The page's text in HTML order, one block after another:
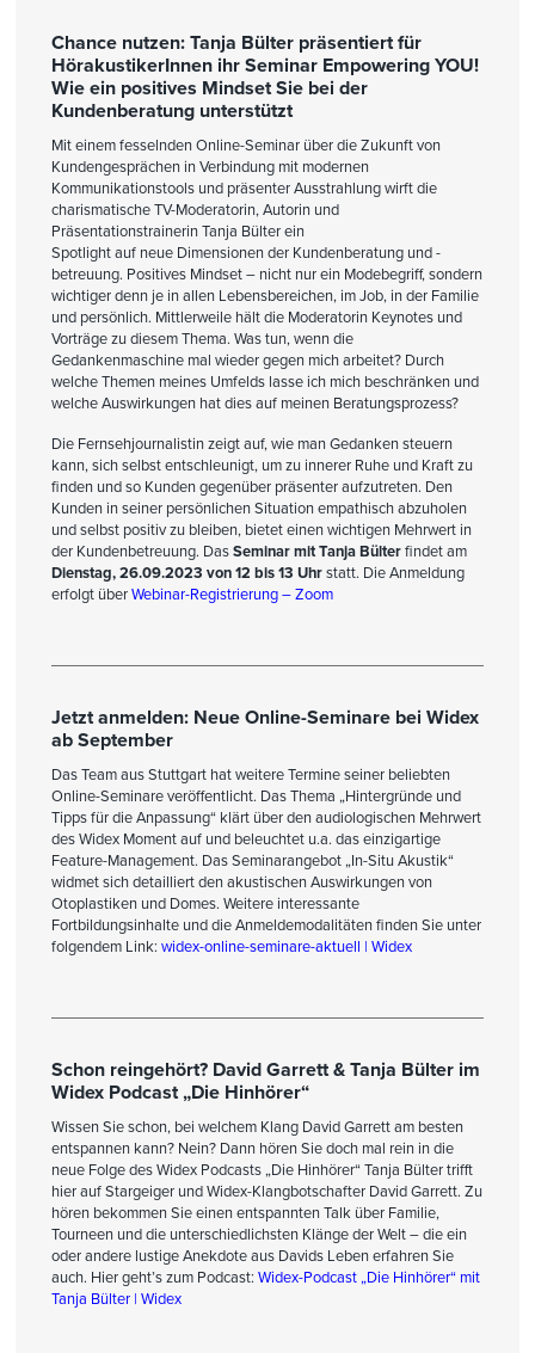
Chance nutzen: Tanja Bülter präsentiert für
HörakustikerInnen ihr Seminar Empowering YOU!
Wie ein positives Mindset Sie bei der
Kundenberatung unterstützt
Mit einem fesselnden Online-Seminar über die Zukunft von
Kundengesprächen in Verbindung mit modernen
Kommunikationstools und präsenter Ausstrahlung wirft die
charismatische TV-Moderatorin, Autorin und
Präsentationstrainerin Tanja Bülter ein
Spotlight auf neue Dimensionen der Kundenberatung und -
betreuung. Positives Mindset – nicht nur ein Modebegriff, sondern
wichtiger denn je in allen Lebensbereichen, im Job, in der Familie
und persönlich. Mittlerweile hält die Moderatorin Keynotes und
Vorträge zu diesem Thema. Was tun, wenn die
Gedankenmaschine mal wieder gegen mich arbeitet? Durch
welche Themen meines Umfelds lasse ich mich beschränken und
welche Auswirkungen hat dies auf meinen Beratungsprozess?
Die Fernsehjournalistin zeigt auf, wie man Gedanken steuern
kann, sich selbst entschleunigt, um zu innerer Ruhe und Kraft zu
finden und so Kunden gegenüber präsenter aufzutreten. Den
Kunden in seiner persönlichen Situation empathisch abzuholen
und selbst positiv zu bleiben, bietet einen wichtigen Mehrwert in
der Kundenbetreuung. DasSeminar mit Tanja Bülterfindet am
Dienstag, 26.09.2023 von 12 bis 13 Uhrstatt. Die Anmeldung
erfolgt überWebinar-Registrierung – Zoom
Jetzt anmelden: Neue Online-Seminare bei Widex
ab September
Das Team aus Stuttgart hat weitere Termine seiner beliebten
Online-Seminare veröffentlicht. Das Thema „Hintergründe und
Tipps für die Anpassung“ klärt über den audiologischen Mehrwert
des Widex Moment auf und beleuchtet u.a. das einzigartige
Feature-Management. Das Seminarangebot „In-Situ Akustik“
widmet sich detailliert den akustischen Auswirkungen von
Otoplastiken und Domes. Weitere interessante
Fortbildungsinhalte und die Anmeldemodalitäten finden Sie unter
folgendem Link: widex-online-seminare-aktuell | Widex
Schon reingehört? David Garrett & Tanja Bülter im
Widex Podcast „Die Hinhörer“
Wissen Sie schon, bei welchem Klang David Garrett am besten
entspannen kann? Nein? Dann hören Sie doch mal rein in die
neue Folge des Widex Podcasts „Die Hinhörer“ Tanja Bülter trifft
hier auf Stargeiger und Widex-Klangbotschafter David Garrett. Zu
hören bekommen Sie einen entspannten Talk über Familie,
Tourneen und die unterschiedlichsten Klänge der Welt – die ein
oder andere lustige Anekdote aus Davids Leben erfahren Sie
auch. Hier geht’s zum Podcast: Widex-Podcast „Die Hinhörer“ mit
Tanja Bülter | Widex